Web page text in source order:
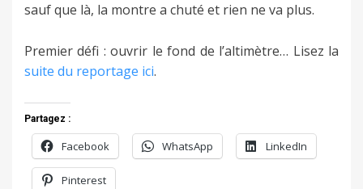
sauf que là, la montre a chuté et rien ne va plus.
Premier défi : ouvrir le fond de l’altimètre… Lisez la
suite du reportage ici.
Partagez :
Facebook WhatsApp LinkedIn
Pinterest